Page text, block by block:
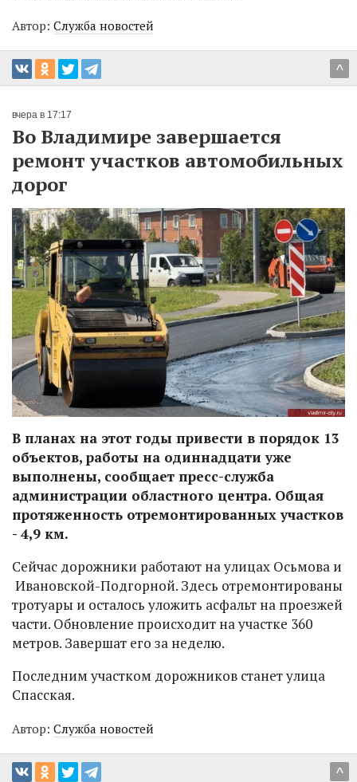
Автор: Служба новостей
^
вчера в 17:17
Во Владимире завершается
ремонт участков автомобильных
дорог
В планах на этот годы привести в порядок 13
объектов, работы на одиннадцати уже
выполнены, сообщает пресс-служба
администрации областного центра. Общая
протяженность отремонтированных участков
- 4,9 км.
Сейчас дорожники работают на улицах Осьмова и
Ивановской-Подгорной. Здесь отремонтированы
тротуары и осталось уложить асфальт на проезжей
части. Обновление происходит на участке 360
метров. Завершат его за неделю.
Последним участком дорожников станет улица
Спасская.
Автор: Служба новостей
^